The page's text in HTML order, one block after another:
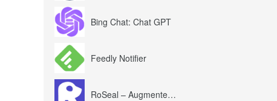
Bing Chat: Chat GPT
Feedly Notifier
RoSeal – Augmented Roblox Experience